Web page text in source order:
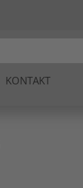
KONTAKT